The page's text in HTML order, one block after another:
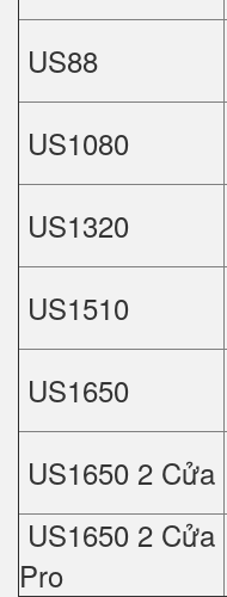
US88
US1080
US1320
US1510
US1650
US1650 2 Cửa
US1650 2 Cửa
Pro